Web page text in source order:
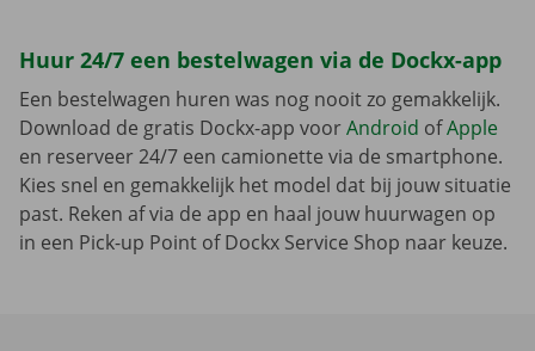
Huur 24/7 een bestelwagen via de Dockx-app
Een bestelwagen huren was nog nooit zo gemakkelijk.
Download de gratis Dockx-app voorAndroid ofApple
en reserveer 24/7 een camionette via de smartphone.
Kies snel en gemakkelijk het model dat bij jouw situatie
past. Reken af via de app en haal jouw huurwagen op
in een Pick-up Point of Dockx Service Shop naar keuze.